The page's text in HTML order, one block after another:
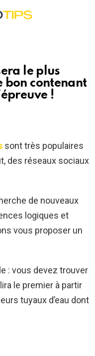
le plus
bon contenant
!
sont très populaires
des réseaux sociaux
de nouveaux
logiques et
vous proposer un
: vous devez trouver
le premier à partir
tuyaux d’eau dont